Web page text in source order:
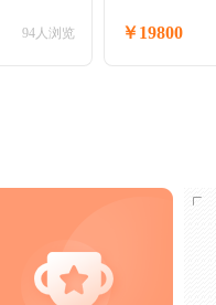
94人浏览 ￥19800